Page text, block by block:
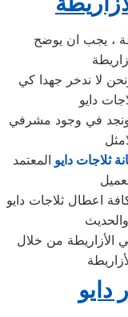
، يجب ان يوضح
لا ندخر جهدا كي
ونجد في وجود مشرفي
ثلاجات دايو المعتمد
اعطال ثلاجات دايو
الأزاريطة من خلال
دايو